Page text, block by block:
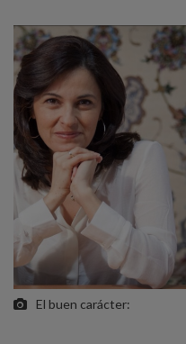
El buen carácter: